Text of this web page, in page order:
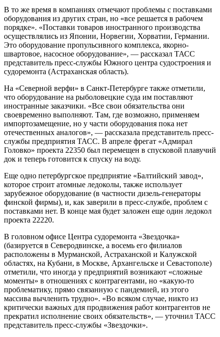
В то же время в компаниях отмечают проблемы с поставками
оборудования из других стран, но «все решается в рабочем
порядке». «Поставки товаров иностранного производства
осуществлялись из Японии, Норвегии, Хорватии, Германии.
Это оборудование пропульсивного комплекса, якорно-
швартовое, насосное оборудование», — рассказал ТАСС
представитель пресс-службы Южного центра судостроения и
судоремонта (Астраханская область).
На «Северной верфи» в Санкт-Петербурге также отметили,
что оборудование на рыболовецкие суда им поставляют
иностранные заказчики. «Все свои обязательства они
своевременно выполняют. Там, где возможно, применяем
импортозамещение, но у части оборудования пока нет
отечественных аналогов», — рассказала представитель пресс-
службы предприятия ТАСС. В апреле фрегат «Адмирал
Головко» проекта 22350 был перемещен в спусковой плавучий
док и теперь готовится к спуску на воду.
Еще одно петербургское предприятие «Балтийский завод»,
которое строит атомные ледоколы, также использует
зарубежное оборудование (в частности дизель-генераторы
финской фирмы), и, как заверили в пресс-службе, проблем с
поставками нет. В конце мая будет заложен еще один ледокол
проекта 22220.
В головном офисе Центра судоремонта «Звездочка»
(базируется в Северодвинске, а восемь его филиалов
расположены в Мурманской, Астраханской и Калужской
областях, на Кубани, в Москве, Архангельске и Севастополе)
отметили, что иногда у предприятий возникают «сложные
моменты» в отношениях с контрагентами, но «какую-то
проблематику, прямо связанную с пандемией, из этого
массива вычленить трудно». «Во всяком случае, никто из
критически важных для продвижения работ контрагентов не
прекратил исполнение своих обязательств», — уточнил ТАСС
представитель пресс-службы «Звездочки».